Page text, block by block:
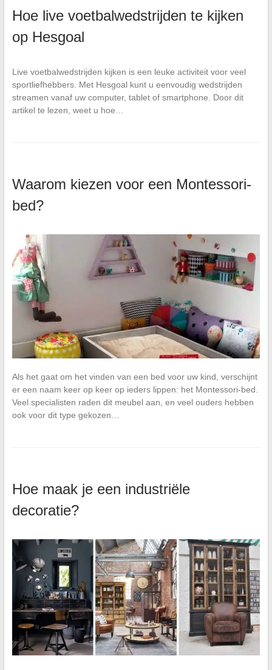
Hoe live voetbalwedstrijden te kijken
op Hesgoal
Live voetbalwedstrijden kijken is een leuke activiteit voor veel
sportliefhebbers. Met Hesgoal kunt u eenvoudig wedstrijden
streamen vanaf uw computer, tablet of smartphone. Door dit
artikel te lezen, weet u hoe…
Waarom kiezen voor een Montessori-
bed?
Als het gaat om het vinden van een bed voor uw kind, verschijnt
er een naam keer op keer op ieders lippen: het Montessori-bed.
Veel specialisten raden dit meubel aan, en veel ouders hebben
ook voor dit type gekozen…
Hoe maak je een industriële
decoratie?